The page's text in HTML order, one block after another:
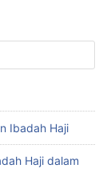
Ibadah Haji
Haji dalam